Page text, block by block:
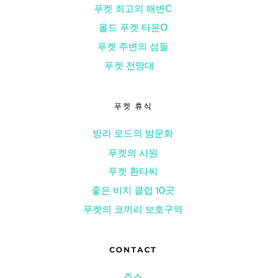
푸켓 최고의 해변С
올드 푸켓 타운О
푸켓 주변의 섬들
푸켓 전망대
푸켓 휴식
방라 로드의 밤문화
푸켓의 사원
푸켓 환타씨
좋은 비치 클럽 10곳
푸켓의 코끼리 보호구역
CONTACT